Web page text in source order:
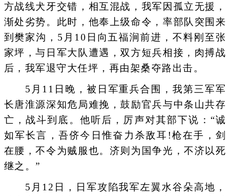
方战线犬牙交错，相互混战，我军因孤立无援，
渐处劣势。此时，他奉上级命令，率部队突围来
到樊家沟，5月10日向五福涧前进，不料刚至张
家坪，与日军大队遭遇，双方短兵相接，肉搏战
后，我军退守大任坪，再由架桑夺路出击。
5月11日晚，被日军重兵合围，我第三军军
长唐淮源深知危局难挽，鼓励官兵与中条山共存
亡，战斗到底。他听后，厉声对其部下说：“诚
如军长言，吾侪今日惟奋力杀敌耳!枪在手，剑
在腰，不令为贼服也。济则为国争光，不济以死
继之。”
5月12日，日军攻陷我军左翼水谷朵高地，